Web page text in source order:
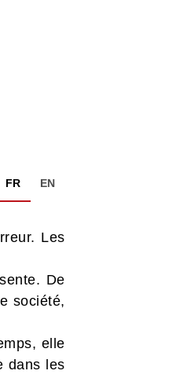
FR EN
Les
De
société,
elle
dans les